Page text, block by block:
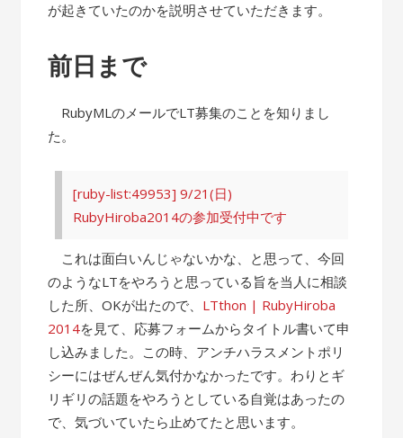
が起きていたのかを説明させていただきます。
前日まで
RubyMLのメールでLT募集のことを知りまし
た。
[ruby-list:49953] 9/21(日)
RubyHiroba2014の参加受付中です
これは面白いんじゃないかな、と思って、今回
のようなLTをやろうと思っている旨を当人に相談
した所、OKが出たので、 LTthon | RubyHiroba
2014を見て、応募フォームからタイトル書いて申
し込みました。この時、アンチハラスメントポリ
シーにはぜんぜん気付かなかったです。わりとギ
リギリの話題をやろうとしている自覚はあったの
で、気づいていたら止めてたと思います。